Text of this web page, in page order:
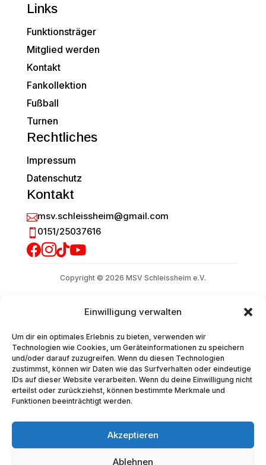
Einwilligung verwalten
Um dir ein optimales Erlebnis zu bieten, verwenden wir
Technologien wie Cookies, um Geräteinformationen zu speichern
und/oder darauf zuzugreifen. Wenn du diesen Technologien
zustimmst, können wir Daten wie das Surfverhalten oder eindeutige
IDs auf dieser Website verarbeiten. Wenn du deine Einwilligung nicht
erteilst oder zurückziehst, können bestimmte Merkmale und
Funktionen beeinträchtigt werden.
Akzeptieren
Ablehnen
Links
Funktionsträger
Mitglied werden
Kontakt
Fankollektion
Fußball
Turnen
Rechtliches
Impressum
Datenschutz
Kontakt
msv.schleissheim@gmail.com
 0151/25037616

Copyright © 2026 MSV Schleissheim e.V.